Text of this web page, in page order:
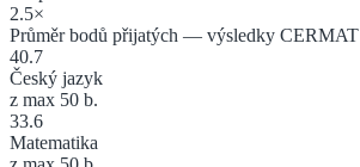
2.5×
Průměr bodů přijatých — výsledky CERMAT
40.7
Český jazyk
z max 50 b.
33.6
Matematika